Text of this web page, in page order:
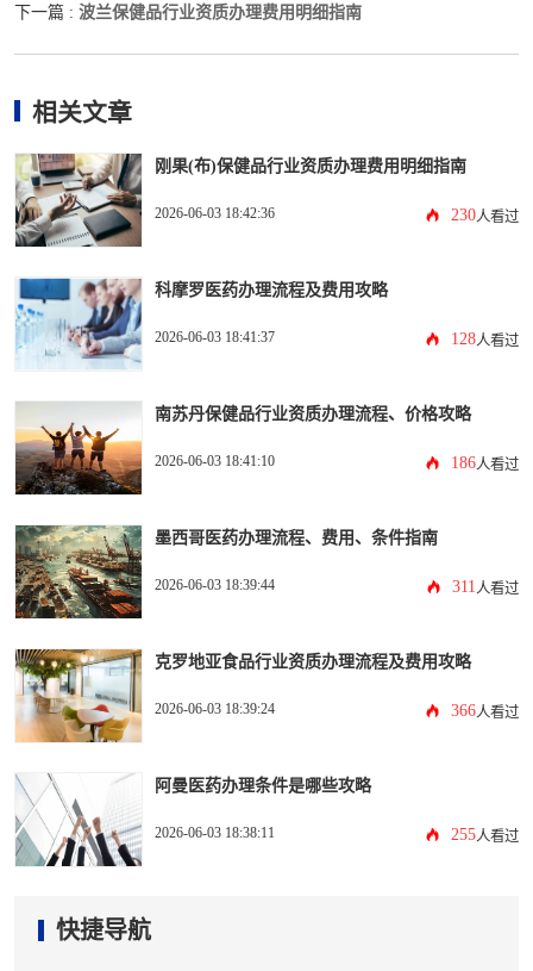
下一篇 : 波兰保健品行业资质办理费用明细指南
相关文章
刚果(布)保健品行业资质办理费用明细指南
2026-06-03 18:42:36 230人看过
科摩罗医药办理流程及费用攻略
2026-06-03 18:41:37 128人看过
南苏丹保健品行业资质办理流程、价格攻略
2026-06-03 18:41:10 186人看过
墨西哥医药办理流程、费用、条件指南
2026-06-03 18:39:44 311 人看过
克罗地亚食品行业资质办理流程及费用攻略
2026-06-03 18:39:24 366人看过
阿曼医药办理条件是哪些攻略
2026-06-03 18:38:11 255人看过
快捷导航